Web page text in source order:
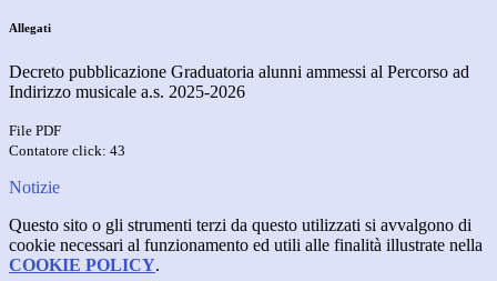
Allegati
Decreto pubblicazione Graduatoria alunni ammessi al Percorso ad
Indirizzo musicale a.s. 2025-2026
File PDF
Contatore click: 43
Notizie
Questo sito o gli strumenti terzi da questo utilizzati si avvalgono di
cookie necessari al funzionamento ed utili alle finalità illustrate nella
COOKIE POLICY.